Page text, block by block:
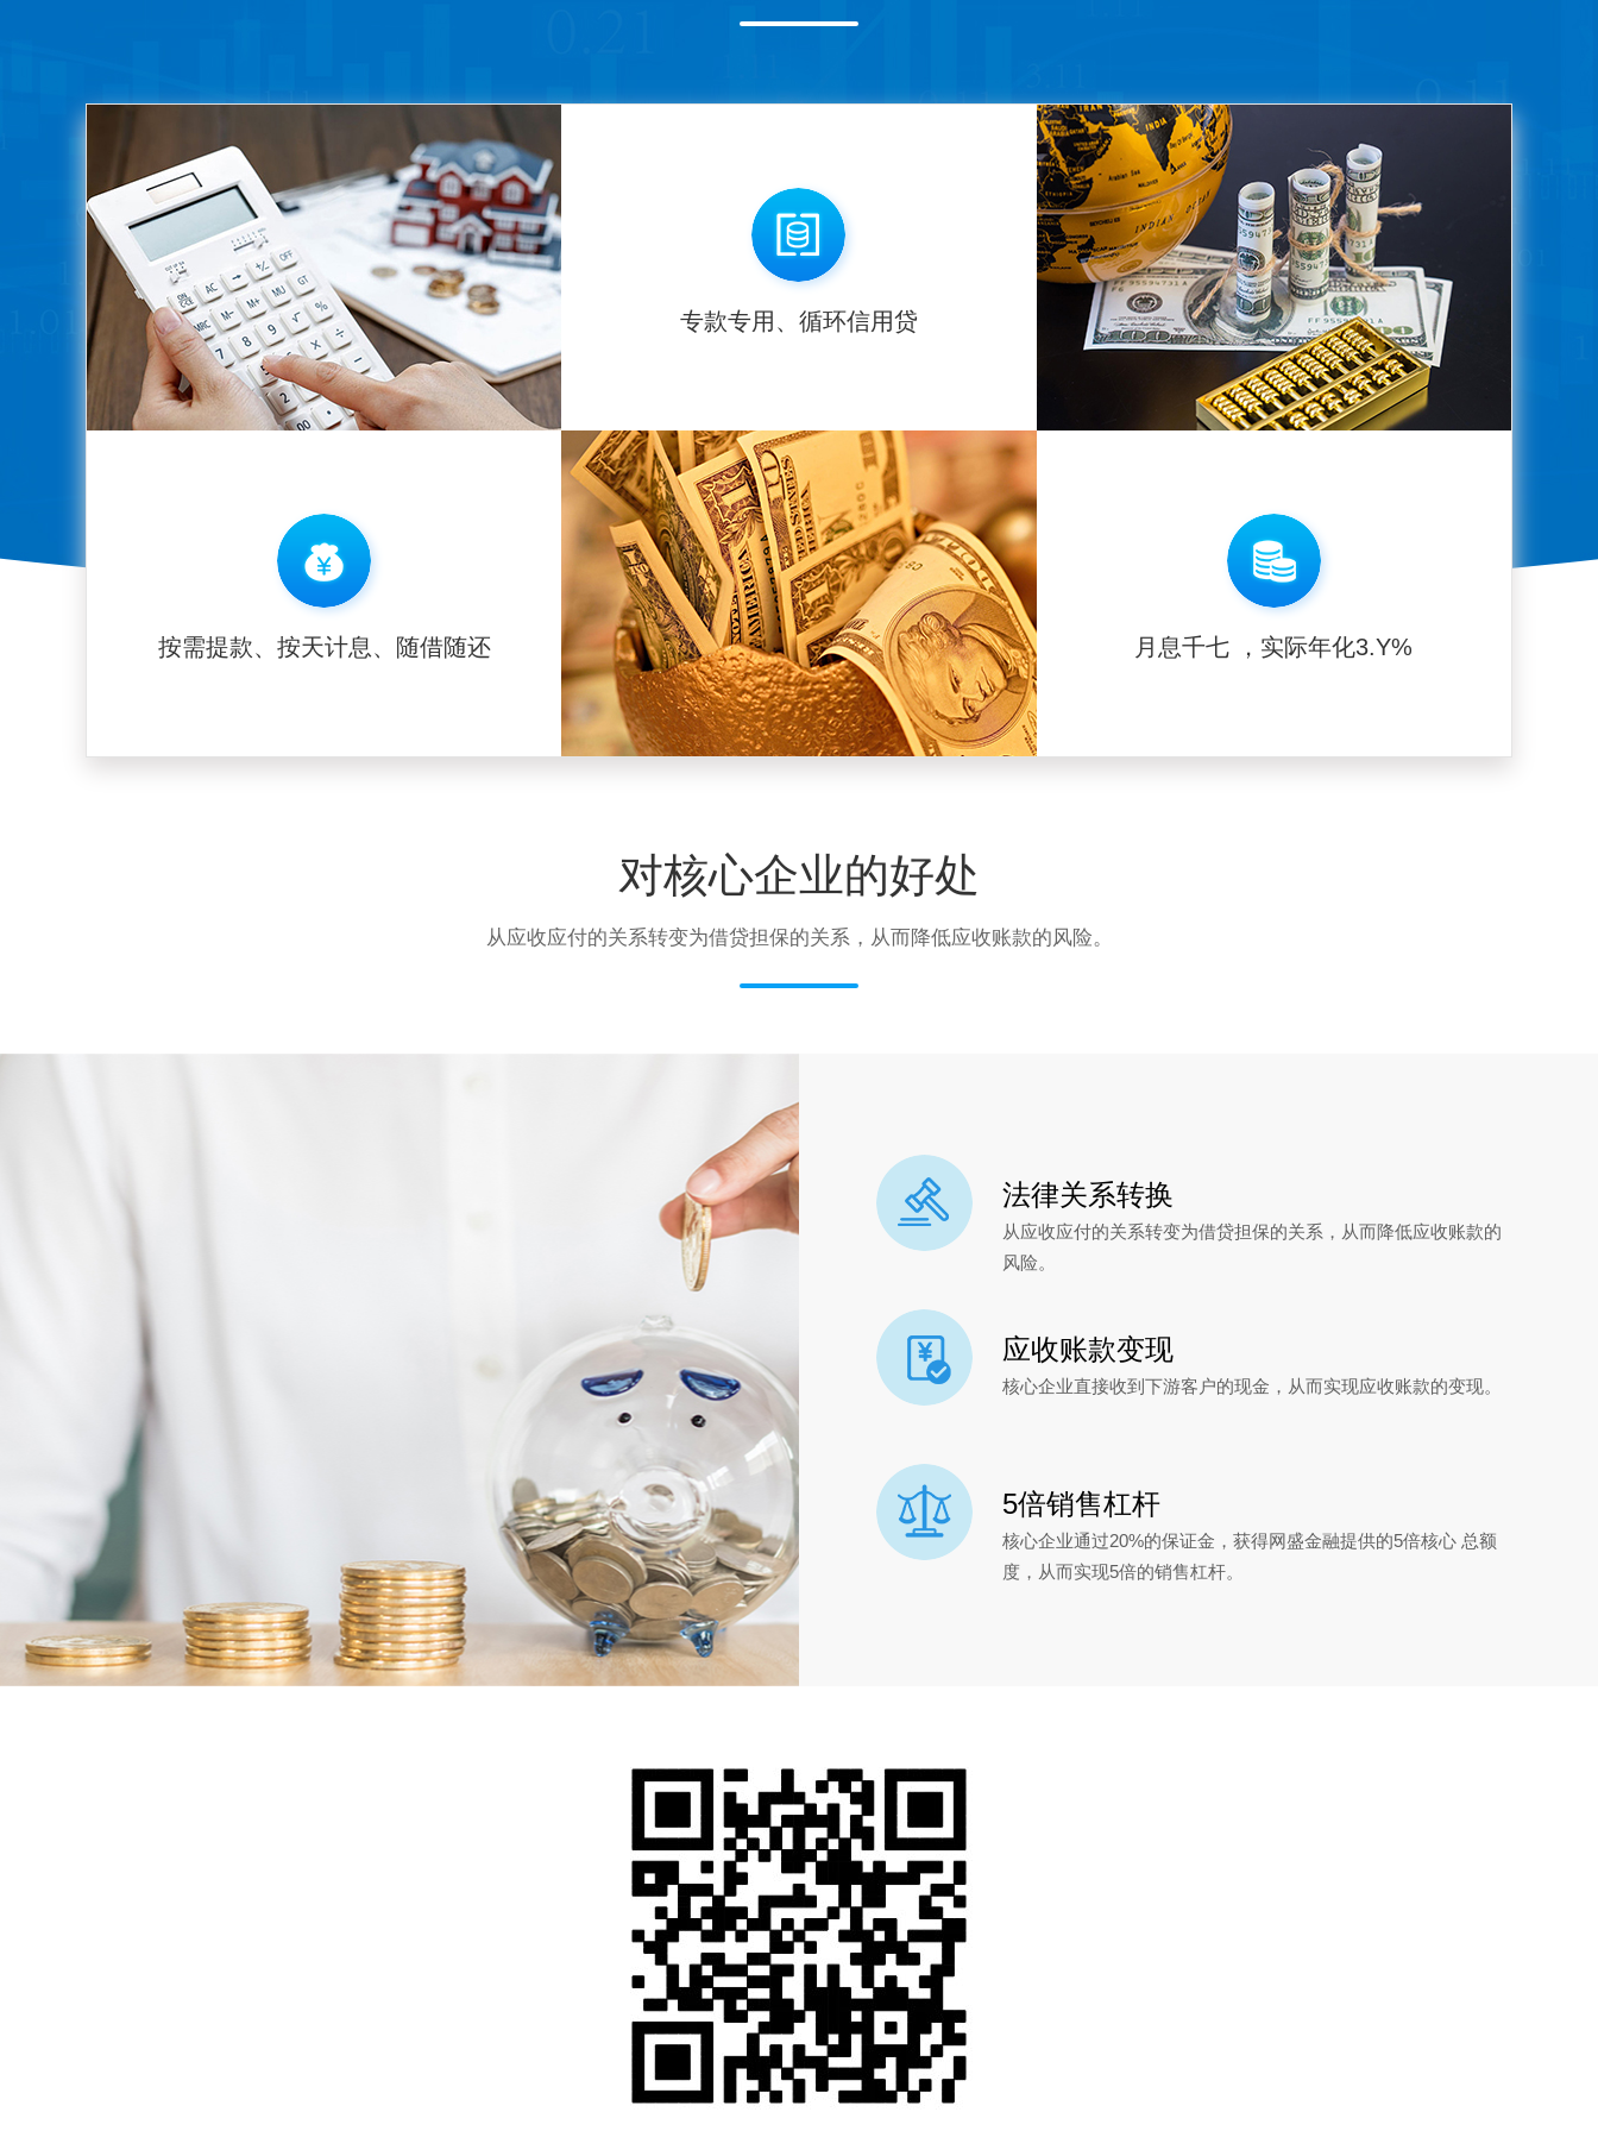
专款专用、循环信用贷
按需提款、按天计息、随借随还 月息千七 ，实际年化3.Y%
对核心企业的好处
从应收应付的关系转变为借贷担保的关系，从而降低应收账款的风险。
法律关系转换
从应收应付的关系转变为借贷担保的关系，从而降低应收账款的
风险。
应收账款变现
核心企业直接收到下游客户的现金，从而实现应收账款的变现。
5倍销售杠杆
核心企业通过20%的保证金，获得网盛金融提供的5倍核心 总额
度，从而实现5倍的销售杠杆。